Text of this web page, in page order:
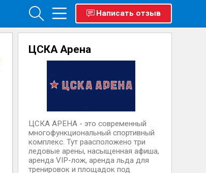
Написать отзыв
ЦСКА Арена
ЦСКА АРЕНА - это современный
многофункциональный спортивный
комплекс. Тут раасположено три
ледовые арены, насыщенная афиша,
аренда VIP-лож, аренда льда для
тренировок и площадок под